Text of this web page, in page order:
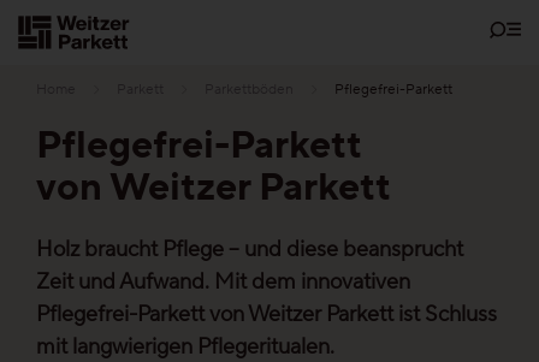
Showrooms
Bodenschätze
Nachhaltigkeit
Zum
Inhalt
Pflegefrei-Parkett
Pflegefrei-Parkett
von Weitzer Parkett
Holz braucht Pflege – und diese beansprucht
Zeit und Aufwand. Mit dem innovativen
Pflegefrei-Parkett von Weitzer Parkett ist Schluss
mit langwierigen Pflegeritualen.